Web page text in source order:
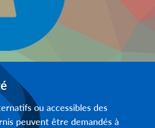
ou accessibles des
peuvent être demandés à